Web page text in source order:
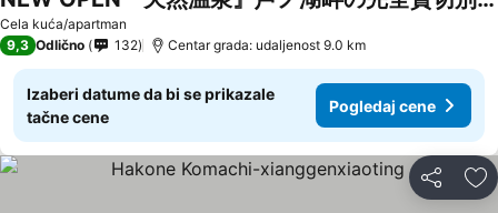
Cela kuća/apartman
Pogledaj cene
9,3 Odlično 132 Centar grada: udaljenost 9.0 km
Izaberi datume da bi se prikazale
tačne cene
Pogledaj cene
Deli